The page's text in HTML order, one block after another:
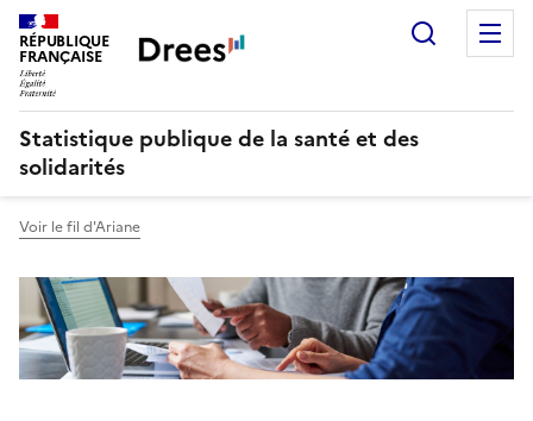
RÉPUBLIQUE
FRANÇAISE
Statistique publique de la santé et des
solidarités
Voir le fil d'Ariane